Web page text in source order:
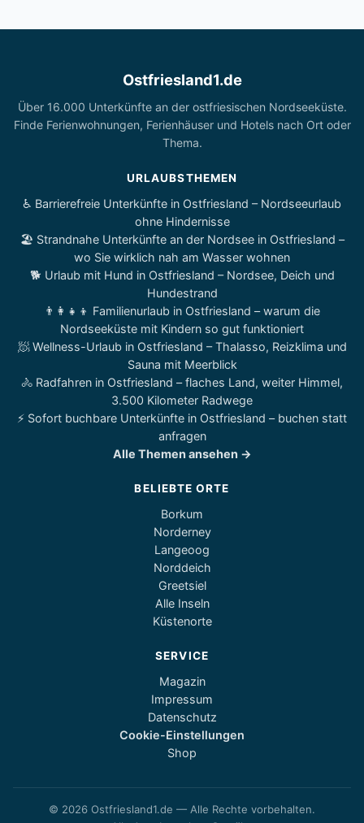
Ostfriesland1.de
Über 16.000 Unterkünfte an der ostfriesischen Nordseeküste.
Finde Ferienwohnungen, Ferienhäuser und Hotels nach Ort oder
Thema.
URLAUBSTHEMEN
♿ Barrierefreie Unterkünfte in Ostfriesland – Nordseeurlaub
ohne Hindernisse
🏖️ Strandnahe Unterkünfte an der Nordsee in Ostfriesland –
wo Sie wirklich nah am Wasser wohnen
🐕 Urlaub mit Hund in Ostfriesland – Nordsee, Deich und
Hundestrand
👨‍👩‍👧‍👦 Familienurlaub in Ostfriesland – warum die
Nordseeküste mit Kindern so gut funktioniert
🧖 Wellness-Urlaub in Ostfriesland – Thalasso, Reizklima und
Sauna mit Meerblick
🚴 Radfahren in Ostfriesland – flaches Land, weiter Himmel,
3.500 Kilometer Radwege
⚡ Sofort buchbare Unterkünfte in Ostfriesland – buchen statt
anfragen
Alle Themen ansehen →
BELIEBTE ORTE
Borkum
Norderney
Langeoog
Norddeich
Greetsiel
Alle Inseln
Küstenorte
SERVICE
Magazin
Impressum
Datenschutz
Cookie-Einstellungen
Shop
© 2026 Ostfriesland1.de — Alle Rechte vorbehalten.